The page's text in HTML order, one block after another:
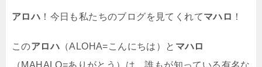
アロハ ！今日も私たちのブログを見てくれてマハロ ！
このアロハ （ALOHA=こんにちは）と マハロ